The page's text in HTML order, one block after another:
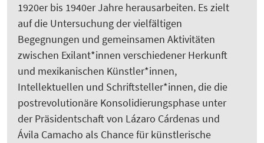
1920er bis 1940er Jahre herausarbeiten. Es zielt
auf die Untersuchung der vielfältigen
Begegnungen und gemeinsamen Aktivitäten
zwischen Exilant*innen verschiedener Herkunft
und mexikanischen Künstler*innen,
Intellektuellen und Schriftsteller*innen, die die
postrevolutionäre Konsolidierungsphase unter
der Präsidentschaft von Lázaro Cárdenas und
Ávila Camacho als Chance für künstlerische